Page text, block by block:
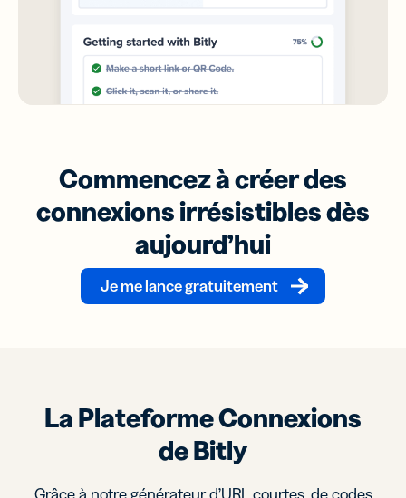
Commencez à créer des
connexions irrésistibles dès
aujourd’hui
Je me lance gratuitement
La Plateforme Connexions
de Bitly